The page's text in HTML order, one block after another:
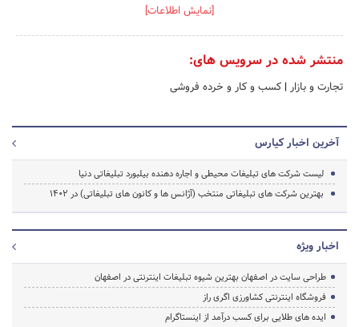
[نمایش اطلاعات]
منتشر شده در سرویس های:
تجارت و بازار | کسب و کار و خرده فروشی
آخرین اخبار کیارس
لیست شرکت های تبلیغات محیطی و اجاره دهنده بیلبورد تبلیغاتی دنیا
بهترین شرکت های تبلیغاتی منتخب (آژانس ها و کانون های تبلیغاتی) در ۱۴۰۲
اخبار ویژه
طراحی سایت در اصفهان بهترین شیوه تبلیغات اینترنتی در اصفهان
فروشگاه اینترنتی کشاورزی اگری راز
ایده های طلایی برای کسب درآمد از اینستاگرام